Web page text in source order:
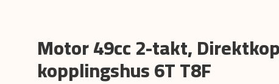
Motor 49cc 2-takt,
kopplingshus 6T T8F